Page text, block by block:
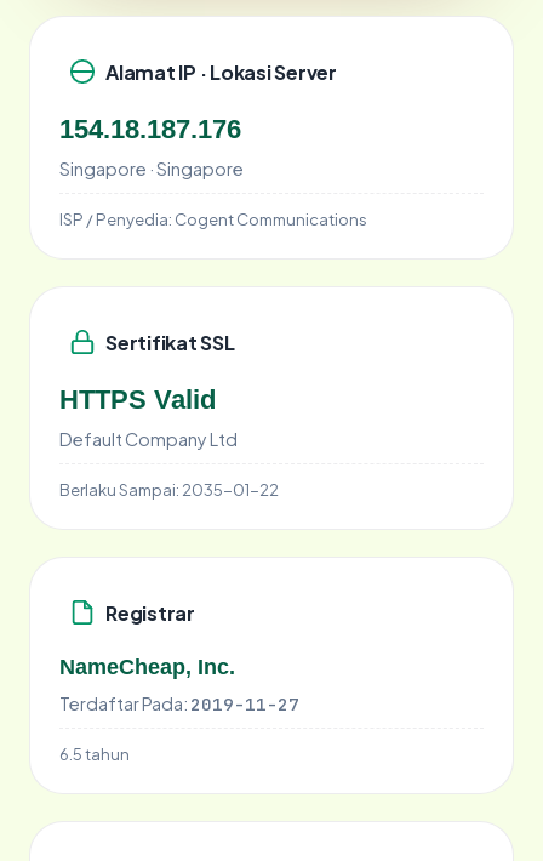
Alamat IP · Lokasi Server
154.18.187.176
Singapore · Singapore
ISP / Penyedia: Cogent Communications
Sertifikat SSL
HTTPS Valid
Default Company Ltd
Berlaku Sampai: 2035-01-22
Registrar
NameCheap, Inc.
Terdaftar Pada: 2019-11-27
6.5 tahun